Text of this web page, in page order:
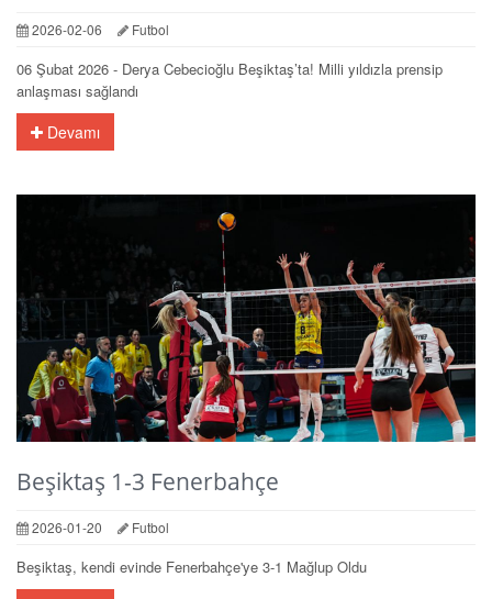
2026-02-06 Futbol
06 Şubat 2026 - Derya Cebecioğlu Beşiktaş’ta! Milli yıldızla prensip
anlaşması sağlandı
Devamı
Beşiktaş 1-3 Fenerbahçe
2026-01-20 Futbol
Beşiktaş, kendi evinde Fenerbahçe'ye 3-1 Mağlup Oldu